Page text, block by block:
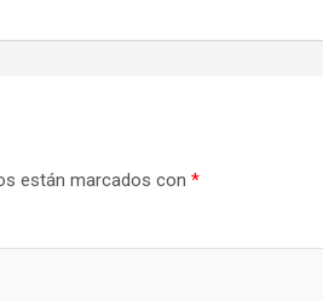
están marcados con *